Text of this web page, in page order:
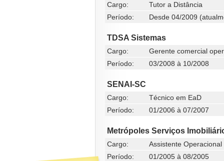
Cargo:
Tutor a Distância
Período:
Desde 04/2009
TDSA Sistemas
Cargo:
Gerente comercial
Período:
03/2008 à 10/2008
SENAI-SC
Cargo:
Técnico em EaD
Período:
01/2006 à 07/2007
Metrópoles Serviços
Cargo:
Assistente Operacional
Período:
01/2005 à 08/2005